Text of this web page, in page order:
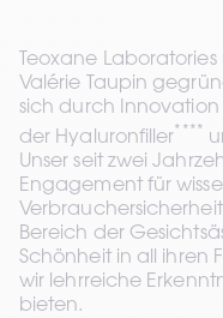
Teoxane
Valérie Taupin
sich durch
der Hyaluronfiller****
Unser seit zwei
Engagement für
Bereich der
Schönheit in all ihren
wir lehrreiche
bieten.